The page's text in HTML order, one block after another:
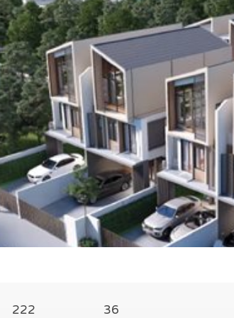
222
36